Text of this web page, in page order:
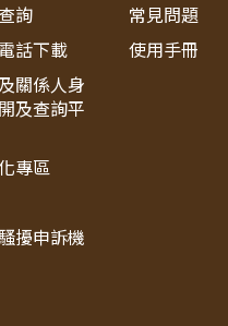
詢
話下載
關係人身
及查詢平
專區
擾申訴機
常見問題
使用手冊